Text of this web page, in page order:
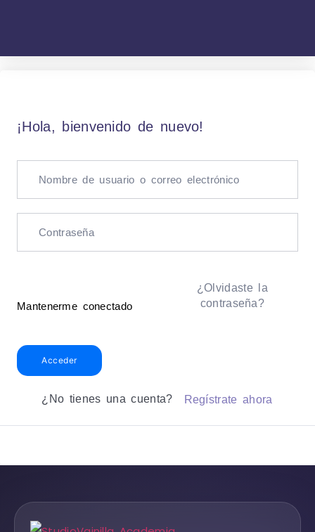
¡Hola, bienvenido de nuevo!
Mantenerme conectado
¿Olvidaste la
contraseña?
Acceder
¿No tienes una cuenta? Regístrate ahora